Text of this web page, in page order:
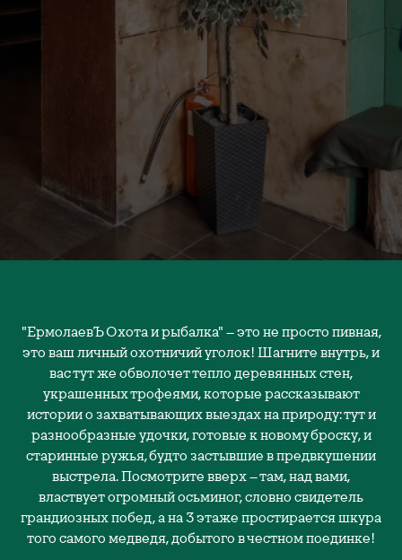
"ЕрмолаевЪ Охота и рыбалка" – это не просто пивная,
это ваш личный охотничий уголок! Шагните внутрь, и
вас тут же обволочет тепло деревянных стен,
украшенных трофеями, которые рассказывают
истории о захватывающих выездах на природу: тут и
разнообразные удочки, готовые к новому броску, и
старинные ружья, будто застывшие в предвкушении
выстрела. Посмотрите вверх – там, над вами,
властвует огромный осьминог, словно свидетель
грандиозных побед, а на 3 этаже простирается шкура
того самого медведя, добытого в честном поединке!